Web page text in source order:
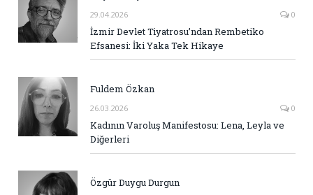
29.04.2026 0
İzmir Devlet Tiyatrosu’ndan Rembetiko
Efsanesi: İki Yaka Tek Hikaye
Fuldem Özkan
26.03.2026 0
Kadının Varoluş Manifestosu: Lena, Leyla ve
Diğerleri
Özgür Duygu Durgun